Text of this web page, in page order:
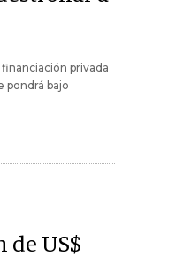
privada
pondrá bajo
de US$